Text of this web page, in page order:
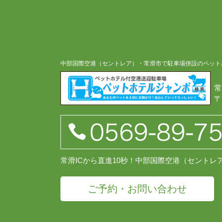
中部国際空港（セントレア）・常滑市で駐車場併設のペッ
常滑ICから直進10秒！中部国際空港（セントレ
ご予約・お問い合わせ